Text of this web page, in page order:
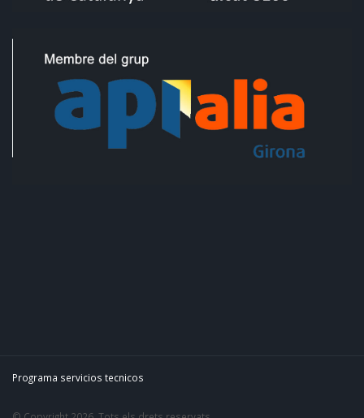
Programa servicios tecnicos